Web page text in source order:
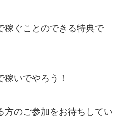
稼ぐことのできる特典で
稼いでやろう！
方のご参加をお待ちしてい